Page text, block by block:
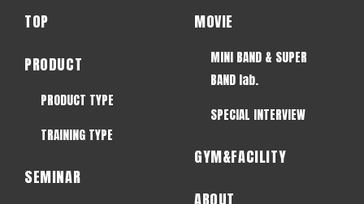
TOP
PRODUCT
PRODUCT TYPE
TRAINING TYPE
SEMINAR
MOVIE
MINI BAND & SUPER
BAND lab.
SPECIAL INTERVIEW
GYM&FACILITY
ABOUT